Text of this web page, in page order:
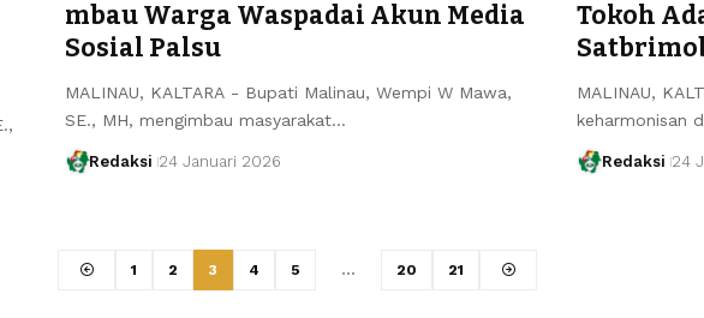
mbau Warga Waspadai Akun Media
Sosial Palsu
MALINAU, KALTARA - Bupati Malinau, Wempi W Mawa,
SE., MH, mengimbau masyarakat…
Redaksi 24 Januari 2026
Tokoh
MALINAU,
keharmonisan
Redaksi 24
1 2 3 4 5 … 20 21